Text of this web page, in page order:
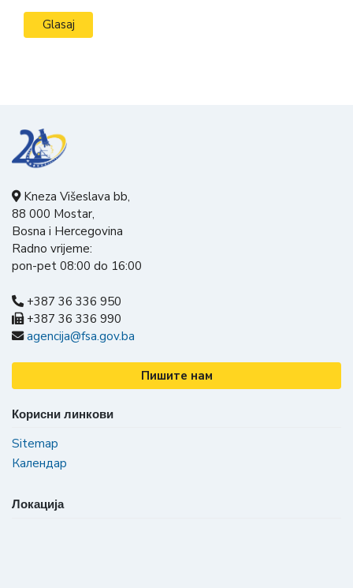
Kneza Višeslava bb,
88 000 Mostar,
Bosna i Hercegovina
Radno vrijeme:
pon-pet 08:00 do 16:00
+387 36 336 950
+387 36 336 990
agencija@fsa.gov.ba
Пишите нам
Корисни линкови
Sitemap
Календар
Локација